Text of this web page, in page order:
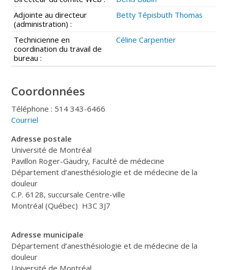
Adjointe au directeur
(administration) :
Betty Tépisbuth Thomas
Technicienne en
coordination du travail de
bureau :
Céline Carpentier
Coordonnées
Téléphone : 514 343-6466
Courriel
Adresse postale
Université de Montréal
Pavillon Roger-Gaudry, Faculté de médecine
Département d’anesthésiologie et de médecine de la
douleur
C.P. 6128, succursale Centre-ville
Montréal (Québec) H3C 3J7
Adresse municipale
Département d’anesthésiologie et de médecine de la
douleur
Université de Montréal